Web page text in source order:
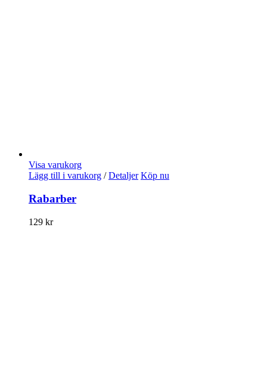
Visa varukorg
Lägg till i varukorg / Detaljer Köp nu
Rabarber
129 kr